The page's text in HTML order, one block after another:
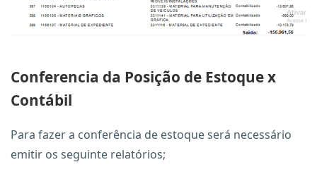
Conferencia da Posição de Estoque x
Contábil
Para fazer a conferência de estoque será necessário
emitir os seguinte relatórios;